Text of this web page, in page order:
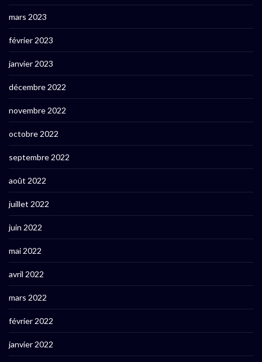
mars 2023
février 2023
janvier 2023
décembre 2022
novembre 2022
octobre 2022
septembre 2022
août 2022
juillet 2022
juin 2022
mai 2022
avril 2022
mars 2022
février 2022
janvier 2022